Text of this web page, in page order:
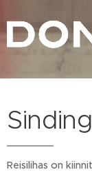
Reisilihas on